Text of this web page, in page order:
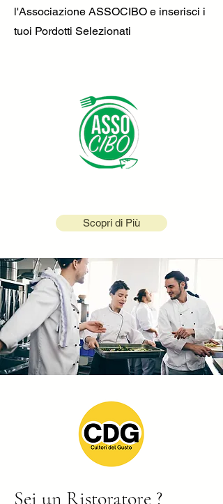
l'Associazione ASSOCIBO e inserisci i
tuoi Pordotti Selezionati
Scopri di Più
Sei un Ristoratore ?